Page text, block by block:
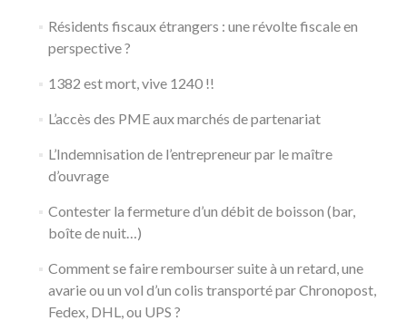
Résidents fiscaux étrangers : une révolte fiscale en
perspective ?
1382 est mort, vive 1240 !!
L’accès des PME aux marchés de partenariat
L’Indemnisation de l’entrepreneur par le maître
d’ouvrage
Contester la fermeture d’un débit de boisson (bar,
boîte de nuit…)
Comment se faire rembourser suite à un retard, une
avarie ou un vol d’un colis transporté par Chronopost,
Fedex, DHL, ou UPS ?